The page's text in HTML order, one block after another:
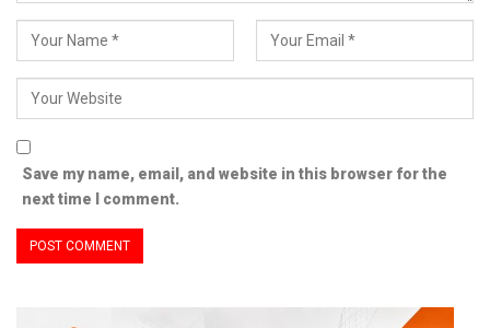
Save my name, email, and website in this browser for the
next time I comment.